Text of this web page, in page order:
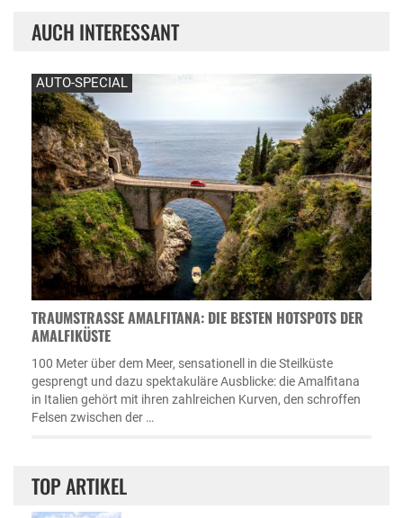
AUCH INTERESSANT
AUTO-SPECIAL
TRAUMSTRASSE AMALFITANA: DIE BESTEN HOTSPOTS DER A
MALFIKÜSTE
100 Meter über dem Meer, sensationell in die Steilküste
gesprengt und dazu spektakuläre Ausblicke: die Amalfitana
in Italien gehört mit ihren zahlreichen Kurven, den schroffen
Felsen zwischen der …
TOP ARTIKEL